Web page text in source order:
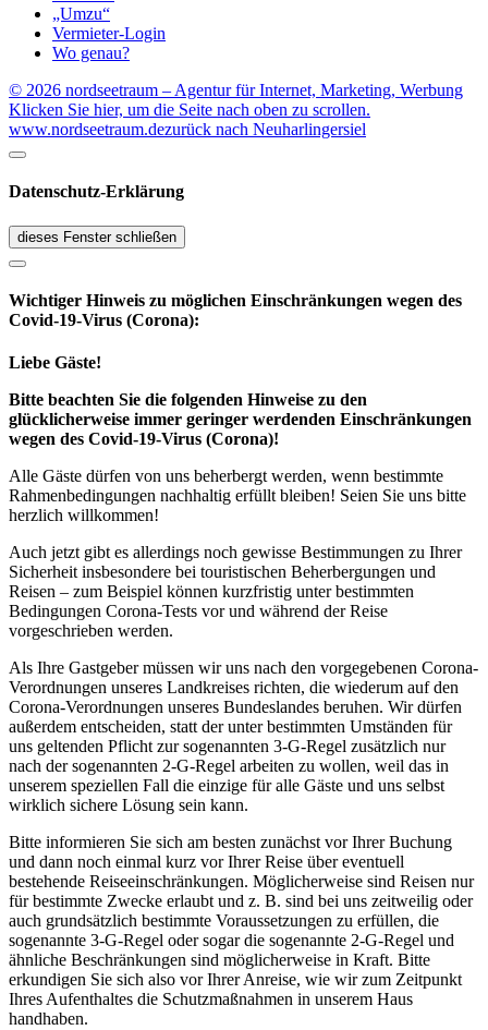
„Umzu“
Vermieter-Login
Wo genau?
© 2026 nordseetraum – Agentur für Internet, Marketing, Werbung
Klicken Sie hier, um die Seite nach oben zu scrollen.
www.nordseetraum.dezurück nach Neuharlingersiel
Datenschutz-Erklärung
dieses Fenster schließen
Wichtiger Hinweis zu möglichen Ein­schränk­ungen wegen des
Covid-19-Virus (Corona):
Liebe Gäste!
Bitte beachten Sie die folgenden Hinweise zu den
glücklicherweise immer geringer werdenden Einschränkungen
wegen des Covid-19-Virus (Corona)!
Alle Gäste dürfen von uns beherbergt werden, wenn bestimmte
Rahmenbedingungen nachhaltig erfüllt bleiben! Seien Sie uns bitte
herzlich willkommen!
Auch jetzt gibt es allerdings noch gewisse Bestimmungen zu Ihrer
Sicherheit insbesondere bei touristischen Beherbergungen und
Reisen – zum Beispiel können kurzfristig unter bestimmten
Bedingungen Corona-Tests vor und während der Reise
vorgeschrieben werden.
Als Ihre Gastgeber müssen wir uns nach den vorgegebenen Corona-
Verordnungen unseres Landkreises richten, die wiederum auf den
Corona-Verordnungen unseres Bundeslandes beruhen. Wir dürfen
außerdem entscheiden, statt der unter bestimmten Umständen für
uns geltenden Pflicht zur sogenannten 3-G-Regel zusätzlich nur
nach der sogenannten 2-G-Regel arbeiten zu wollen, weil das in
unserem speziellen Fall die einzige für alle Gäste und uns selbst
wirklich sichere Lösung sein kann.
Bitte informieren Sie sich am besten zunächst vor Ihrer Buchung
und dann noch einmal kurz vor Ihrer Reise über eventuell
bestehende Reiseeinschränkungen. Möglicherweise sind Reisen nur
für bestimmte Zwecke erlaubt und z. B. sind bei uns zeitweilig oder
auch grundsätzlich bestimmte Voraussetzungen zu erfüllen, die
sogenannte 3-G-Regel oder sogar die sogenannte 2-G-Regel und
ähnliche Beschränkungen sind möglicherweise in Kraft. Bitte
erkundigen Sie sich also vor Ihrer Anreise, wie wir zum Zeitpunkt
Ihres Aufenthaltes die Schutzmaßnahmen in unserem Haus
handhaben.